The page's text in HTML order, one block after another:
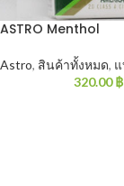
ASTRO Menthol
Astro, สินค้าทั้งหมด,
320.00฿